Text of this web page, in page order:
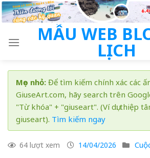
Skip
to
MẪU WEB
LỊCH
Mẹo nhỏ: Để tìm kiếm chính xác các
GiuseArt.com, hãy search trên
"Từ khóa" + "giuseart". (Ví dụ: thiệp
giuseart). Tìm kiếm ngay
64 lượt xem 14/04/2026